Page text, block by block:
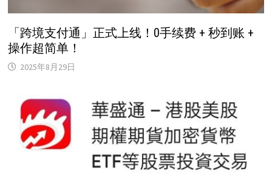
「跨境支付通」正式上线！0手续费 + 秒到账 +
操作超简单！
2025年8月29日